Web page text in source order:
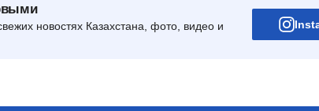
новостях Казахстана, фото, видео и